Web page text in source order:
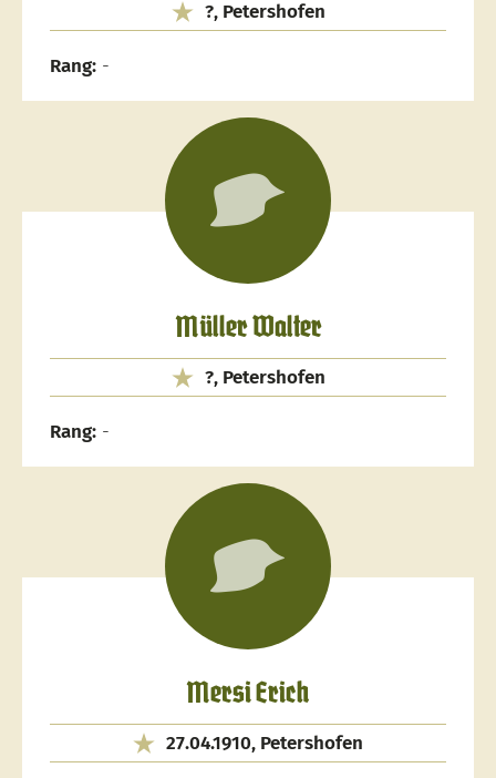
?, Petershofen
Rang: -
Müller Walter
?, Petershofen
Rang: -
Mersi Erich
27.04.1910, Petershofen